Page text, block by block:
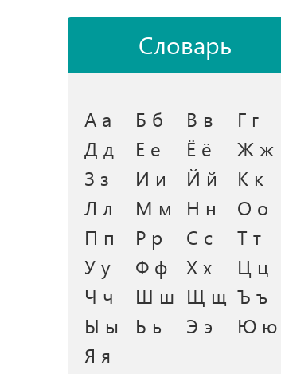
Словарь
А а Б б В в
Г г
Д д
Е е Ё ё
Ж ж
З з
И и Й й
К к
Л л
М м Н н
О о
П п
Р р С с
Т т
У у
Ф ф Х х
Ц ц
Ч ч
Ш ш Щ щ Ъ ъ
Ы ы
Ь ь Э э
Ю ю
Я я